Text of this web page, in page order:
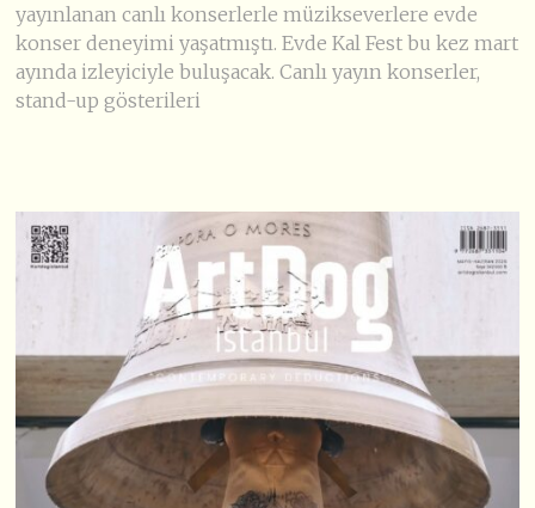
yayınlanan canlı konserlerle müzikseverlere evde
konser deneyimi yaşatmıştı. Evde Kal Fest bu kez mart
ayında izleyiciyle buluşacak. Canlı yayın konserler,
stand-up gösterileri